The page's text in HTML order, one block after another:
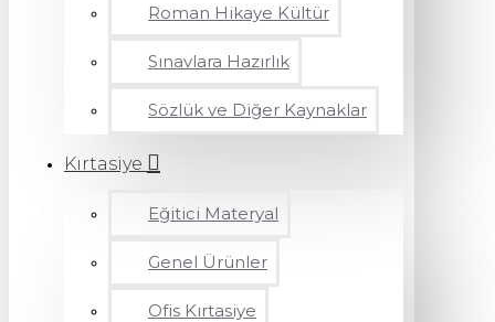
Roman Hikaye Kültür
Sınavlara Hazırlık
Sözlük ve Diğer Kaynaklar
Kırtasiye
Eğitici Materyal
Genel Ürünler
Ofis Kırtasiye